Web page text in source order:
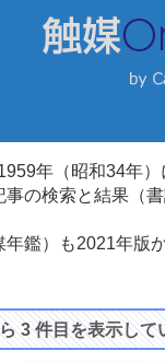
年（昭和34年
の検索と結果（
鑑）も2021年
3 件目を表示して